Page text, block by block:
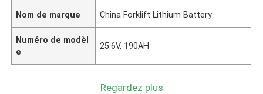
Nom de marque China Forklift Lithium Battery
Numéro de modèl
e
25.6V, 190AH
Regardez plus